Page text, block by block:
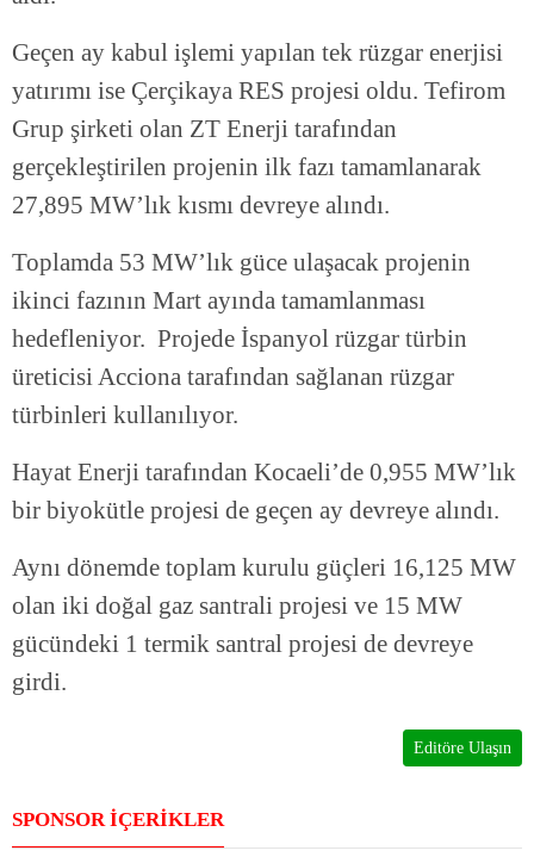
Geçen ay kabul işlemi yapılan tek rüzgar enerjisi
yatırımı ise Çerçikaya RES projesi oldu. Tefirom
Grup şirketi olan ZT Enerji tarafından
gerçekleştirilen projenin ilk fazı tamamlanarak
27,895 MW’lık kısmı devreye alındı.
Toplamda 53 MW’lık güce ulaşacak projenin
ikinci fazının Mart ayında tamamlanması
hedefleniyor. Projede İspanyol rüzgar türbin
üreticisi Acciona tarafından sağlanan rüzgar
türbinleri kullanılıyor.
Hayat Enerji tarafından Kocaeli’de 0,955 MW’lık
bir biyokütle projesi de geçen ay devreye alındı.
Aynı dönemde toplam kurulu güçleri 16,125 MW
olan iki doğal gaz santrali projesi ve 15 MW
gücündeki 1 termik santral projesi de devreye
girdi.
Editöre Ulaşın
SPONSOR İÇERİKLER